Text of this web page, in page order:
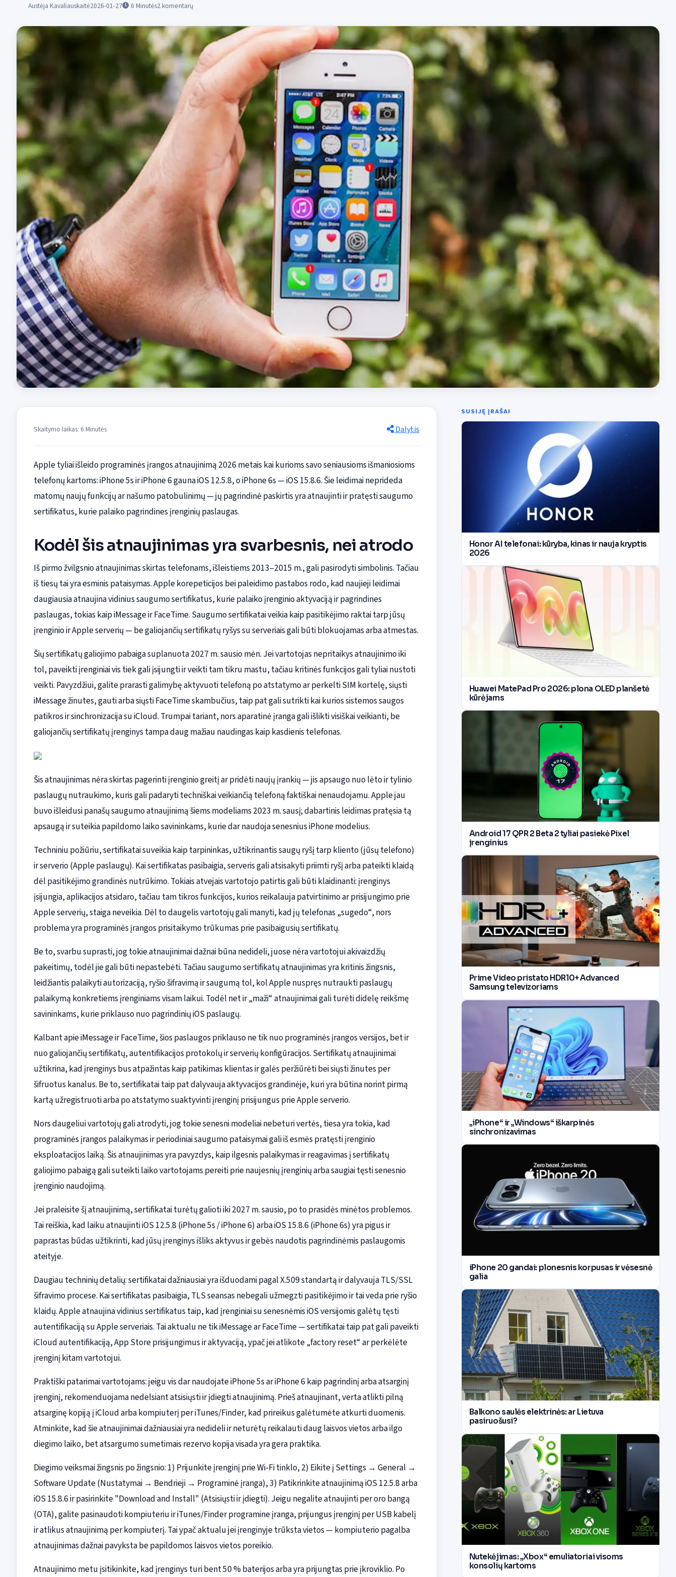
Austėja Kavaliauskaitė2026-01-27 6 Minutės2 komentarų
Skaitymo laikas: 6 Minutės Dalytis
Apple tyliai išleido programinės įrangos atnaujinimą 2026 metais kai kurioms savo seniausioms išmaniosioms
telefonų kartoms: iPhone 5s ir iPhone 6 gauna iOS 12.5.8, o iPhone 6s — iOS 15.8.6. Šie leidimai neprideda
matomų naujų funkcijų ar našumo patobulinimų — jų pagrindinė paskirtis yra atnaujinti ir pratęsti saugumo
sertifikatus, kurie palaiko pagrindines įrenginių paslaugas.
Kodėl šis atnaujinimas yra svarbesnis, nei atrodo
Iš pirmo žvilgsnio atnaujinimas skirtas telefonams, išleistiems 2013–2015 m., gali pasirodyti simbolinis. Tačiau
iš tiesų tai yra esminis pataisymas. Apple korepeticijos bei paleidimo pastabos rodo, kad naujieji leidimai
daugiausia atnaujina vidinius saugumo sertifikatus, kurie palaiko įrenginio aktyvaciją ir pagrindines
paslaugas, tokias kaip iMessage ir FaceTime. Saugumo sertifikatai veikia kaip pasitikėjimo raktai tarp jūsų
įrenginio ir Apple serverių — be galiojančių sertifikatų ryšys su serveriais gali būti blokuojamas arba atmestas.
Šių sertifikatų galiojimo pabaiga suplanuota 2027 m. sausio mėn. Jei vartotojas nepritaikys atnaujinimo iki
tol, paveikti įrenginiai vis tiek gali įsijungti ir veikti tam tikru mastu, tačiau kritinės funkcijos gali tyliai nustoti
veikti. Pavyzdžiui, galite prarasti galimybę aktyvuoti telefoną po atstatymo ar perkelti SIM kortelę, siųsti
iMessage žinutes, gauti arba siųsti FaceTime skambučius, taip pat gali sutrikti kai kurios sistemos saugos
patikros ir sinchronizacija su iCloud. Trumpai tariant, nors aparatinė įranga gali išlikti visiškai veikianti, be
galiojančių sertifikatų įrenginys tampa daug mažiau naudingas kaip kasdienis telefonas.
Šis atnaujinimas nėra skirtas pagerinti įrenginio greitį ar pridėti naujų įrankių — jis apsaugo nuo lėto ir tylinio
paslaugų nutraukimo, kuris gali padaryti techniškai veikiančią telefoną faktiškai nenaudojamu. Apple jau
buvo išleidusi panašų saugumo atnaujinimą šiems modeliams 2023 m. sausį; dabartinis leidimas pratęsia tą
apsaugą ir suteikia papildomo laiko savininkams, kurie dar naudoja senesnius iPhone modelius.
Techniniu požiūriu, sertifikatai suveikia kaip tarpininkas, užtikrinantis saugų ryšį tarp kliento (jūsų telefono)
ir serverio (Apple paslaugų). Kai sertifikatas pasibaigia, serveris gali atsisakyti priimti ryšį arba pateikti klaidą
dėl pasitikėjimo grandinės nutrūkimo. Tokiais atvejais vartotojo patirtis gali būti klaidinanti: įrenginys
įsijungia, aplikacijos atsidaro, tačiau tam tikros funkcijos, kurios reikalauja patvirtinimo ar prisijungimo prie
Apple serverių, staiga neveikia. Dėl to daugelis vartotojų gali manyti, kad jų telefonas „sugedo“, nors
problema yra programinės įrangos prisitaikymo trūkumas prie pasibaigusių sertifikatų.
Be to, svarbu suprasti, jog tokie atnaujinimai dažnai būna nedideli, juose nėra vartotojui akivaizdžių
pakeitimų, todėl jie gali būti nepastebėti. Tačiau saugumo sertifikatų atnaujinimas yra kritinis žingsnis,
leidžiantis palaikyti autorizaciją, ryšio šifravimą ir saugumą tol, kol Apple nuspręs nutraukti paslaugų
palaikymą konkretiems įrenginiams visam laikui. Todėl net ir „maži“ atnaujinimai gali turėti didelę reikšmę
savininkams, kurie priklauso nuo pagrindinių iOS paslaugų.
Kalbant apie iMessage ir FaceTime, šios paslaugos priklauso ne tik nuo programinės įrangos versijos, bet ir
nuo galiojančių sertifikatų, autentifikacijos protokolų ir serverių konfigūracijos. Sertifikatų atnaujinimai
užtikrina, kad įrenginys bus atpažintas kaip patikimas klientas ir galės peržiūrėti bei siųsti žinutes per
šifruotus kanalus. Be to, sertifikatai taip pat dalyvauja aktyvacijos grandinėje, kuri yra būtina norint pirmą
kartą užregistruoti arba po atstatymo suaktyvinti įrenginį prisijungus prie Apple serverio.
Nors daugeliui vartotojų gali atrodyti, jog tokie senesni modeliai nebeturi vertės, tiesa yra tokia, kad
programinės įrangos palaikymas ir periodiniai saugumo pataisymai gali iš esmės pratęsti įrenginio
eksploatacijos laiką. Šis atnaujinimas yra pavyzdys, kaip ilgesnis palaikymas ir reagavimas į sertifikatų
galiojimo pabaigą gali suteikti laiko vartotojams pereiti prie naujesnių įrenginių arba saugiai tęsti senesnio
įrenginio naudojimą.
Jei praleisite šį atnaujinimą, sertifikatai turėtų galioti iki 2027 m. sausio, po to prasidės minėtos problemos.
Tai reiškia, kad laiku atnaujinti iOS 12.5.8 (iPhone 5s / iPhone 6) arba iOS 15.8.6 (iPhone 6s) yra pigus ir
paprastas būdas užtikrinti, kad jūsų įrenginys išliks aktyvus ir gebės naudotis pagrindinėmis paslaugomis
ateityje.
Daugiau techninių detalių: sertifikatai dažniausiai yra išduodami pagal X.509 standartą ir dalyvauja TLS/SSL
šifravimo procese. Kai sertifikatas pasibaigia, TLS seansas nebegali užmegzti pasitikėjimo ir tai veda prie ryšio
klaidų. Apple atnaujina vidinius sertifikatus taip, kad įrenginiai su senesnėmis iOS versijomis galėtų tęsti
autentifikaciją su Apple serveriais. Tai aktualu ne tik iMessage ar FaceTime — sertifikatai taip pat gali paveikti
iCloud autentifikaciją, App Store prisijungimus ir aktyvaciją, ypač jei atlikote „factory reset“ ar perkėlėte
įrenginį kitam vartotojui.
Praktiški patarimai vartotojams: jeigu vis dar naudojate iPhone 5s ar iPhone 6 kaip pagrindinį arba atsarginį
įrenginį, rekomenduojama nedelsiant atsisiųsti ir įdiegti atnaujinimą. Prieš atnaujinant, verta atlikti pilną
atsarginę kopiją į iCloud arba kompiuterį per iTunes/Finder, kad prireikus galėtumėte atkurti duomenis.
Atminkite, kad šie atnaujinimai dažniausiai yra nedideli ir neturėtų reikalauti daug laisvos vietos arba ilgo
diegimo laiko, bet atsargumo sumetimais rezervo kopija visada yra gera praktika.
Diegimo veiksmai žingsnis po žingsnio: 1) Prijunkite įrenginį prie Wi‑Fi tinklo, 2) Eikite į Settings → General →
Software Update (Nustatymai → Bendrieji → Programinė įranga), 3) Patikrinkite atnaujinimą iOS 12.5.8 arba
iOS 15.8.6 ir pasirinkite "Download and Install" (Atsisiųsti ir įdiegti). Jeigu negalite atnaujinti per oro bangą
(OTA), galite pasinaudoti kompiuteriu ir iTunes/Finder programine įranga, prijungus įrenginį per USB kabelį
ir atlikus atnaujinimą per kompiuterį. Tai ypač aktualu jei įrenginyje trūksta vietos — kompiuterio pagalba
atnaujinimas dažnai pavyksta be papildomos laisvos vietos poreikio.
Atnaujinimo metu įsitikinkite, kad įrenginys turi bent 50 % baterijos arba yra prijungtas prie įkroviklio. Po
SUSIJĘ ĮRAŠAI
Honor AI telefonai: kūryba, kinas ir nauja kryptis
2026
Huawei MatePad Pro 2026: plona OLED planšetė
kūrėjams
Android 17 QPR 2 Beta 2 tyliai pasiekė Pixel
įrenginius
Prime Video pristato HDR10+ Advanced
Samsung televizoriams
„iPhone“ ir „Windows“ iškarpinės
sinchronizavimas
iPhone 20 gandai: plonesnis korpusas ir vėsesnė
galia
Balkono saulės elektrinės: ar Lietuva
pasiruošusi?
Nutekėjimas: „Xbox“ emuliatoriai visoms
konsolių kartoms